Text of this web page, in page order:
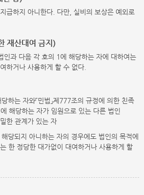
급하지 아니한다. 다만, 실비의 보상은 예외로
재산대여 금지)
과 다음 각 호의 1에 해당하는 자에 대하여는
하거나 사용하게 할 수 없다.
하는 자와「민법」제777조의 규정에 의한 친족
해당하는 자가 임원으로 있는 다른 법인
한 관계가 있는 자
당되지 아니하는 자의 경우에도 법인의 목적에
한 정당한 대가없이 대여하거나 사용하게 할